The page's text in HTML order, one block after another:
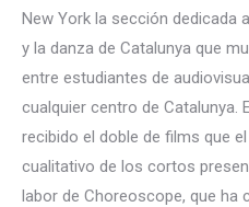
New York la sección dedicada
y la danza de Catalunya que
entre estudiantes de
cualquier centro de Catalunya.
recibido el doble de films que
cualitativo de los cortos
labor de Choreoscope, que ha